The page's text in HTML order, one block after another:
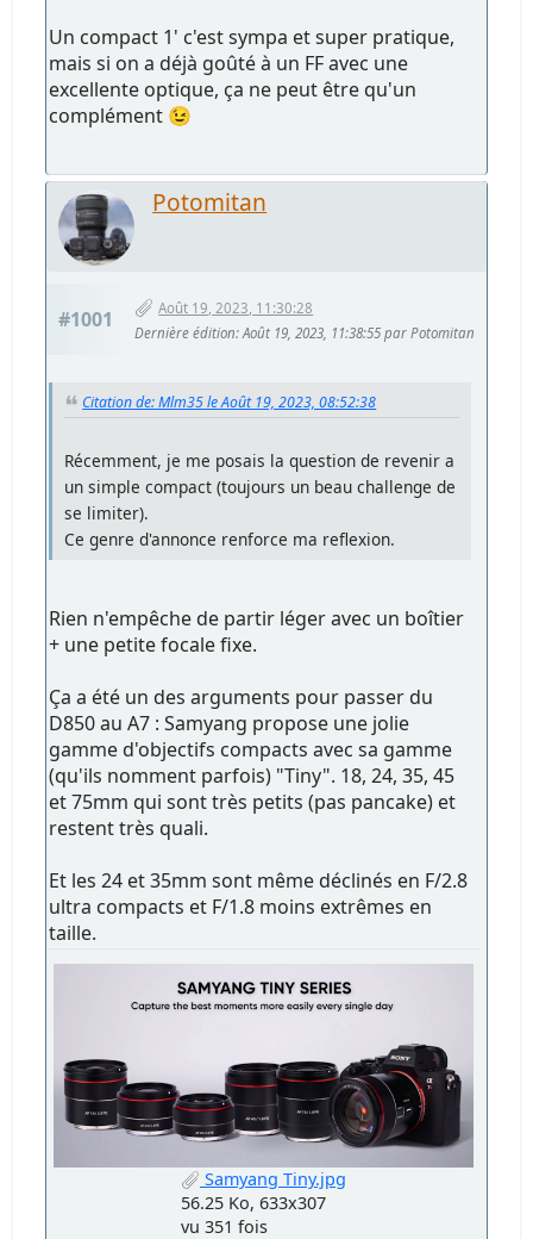
Un compact 1' c'est sympa et super pratique,
mais si on a déjà goûté à un FF avec une
excellente optique, ça ne peut être qu'un
complément 😉
Potomitan
#1001
Août 19, 2023, 11:30:28
Dernière édition: Août 19, 2023, 11:38:55 par Potomitan
Citation de: Mlm35 le Août 19, 2023, 08:52:38
Récemment, je me posais la question de revenir a
un simple compact (toujours un beau challenge de
se limiter).
Ce genre d'annonce renforce ma reflexion.
Rien n'empêche de partir léger avec un boîtier
+ une petite focale fixe.
Ça a été un des arguments pour passer du
D850 au A7 : Samyang propose une jolie
gamme d'objectifs compacts avec sa gamme
(qu'ils nomment parfois) "Tiny". 18, 24, 35, 45
et 75mm qui sont très petits (pas pancake) et
restent très quali.
Et les 24 et 35mm sont même déclinés en F/2.8
ultra compacts et F/1.8 moins extrêmes en
taille.
Samyang Tiny.jpg
56.25 Ko, 633x307
vu 351 fois